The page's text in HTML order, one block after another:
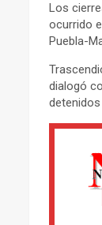
Los
ocurrido
Puebla-
dialogó